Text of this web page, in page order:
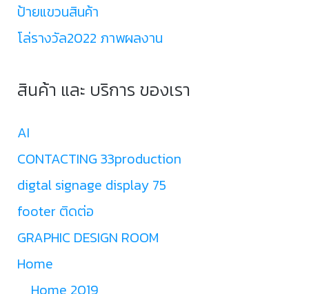
ป้ายแขวนสินค้า
โล่รางวัล2022 ภาพผลงาน
สินค้า และ บริการ ของเรา
AI
CONTACTING 33production
digtal signage display 75
footer ติดต่อ
GRAPHIC DESIGN ROOM
Home
Home 2019